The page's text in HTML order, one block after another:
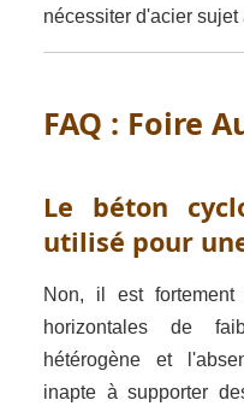
nécessiter d'acier sujet
FAQ : Foire
Le béton
utilisé pour
Non, il est
horizontales de
hétérogène et
inapte à supporter